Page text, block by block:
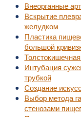
Внеорганные
Вскрытие
желудком
Пластика
большой
Интубация
трубкой
Создание
Выбор метода
стенозами